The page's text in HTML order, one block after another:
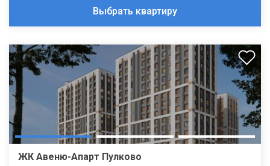
Выбрать квартиру
ЖК Авеню-Апарт Пулково